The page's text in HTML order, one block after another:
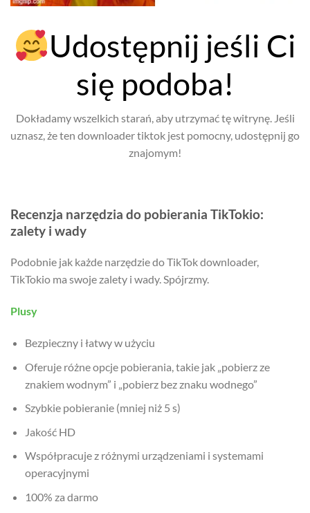
Udostępnij jeśli Ci
się podoba!
Dokładamy wszelkich starań, aby utrzymać tę witrynę. Jeśli
uznasz, że ten downloader tiktok jest pomocny, udostępnij go
znajomym!
Recenzja narzędzia do pobierania TikTokio:
zalety i wady
Podobnie jak każde narzędzie do TikTok downloader,
TikTokio ma swoje zalety i wady. Spójrzmy.
Plusy
Bezpieczny i łatwy w użyciu
Oferuje różne opcje pobierania, takie jak „pobierz ze
znakiem wodnym” i „pobierz bez znaku wodnego”
Szybkie pobieranie (mniej niż 5 s)
Jakość HD
Współpracuje z różnymi urządzeniami i systemami
operacyjnymi
100% za darmo